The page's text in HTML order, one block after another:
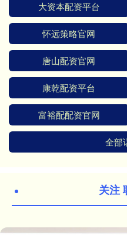
大资本配资平台
怀远策略官网
唐山配资官网
康乾配资平台
富裕配配资官网
全部
关注